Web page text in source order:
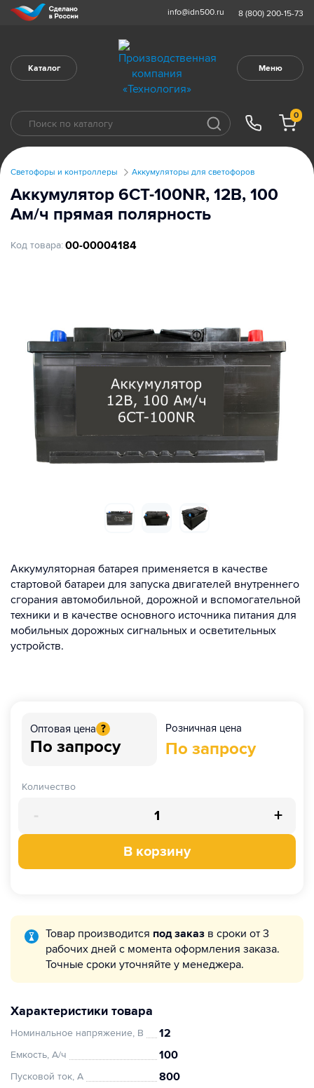
info@idn500.ru 8 (800) 200-15-73
Каталог Меню
0
Светофоры и контроллеры Аккумуляторы для светофоров
Аккумулятор 6СТ-100NR, 12В, 100
Ам/ч прямая полярность
Код товара: 00-00004184
Аккумуляторная батарея применяется в качестве
стартовой батареи для запуска двигателей внутреннего
сгорания автомобильной, дорожной и вспомогательной
техники и в качестве основного источника питания для
мобильных дорожных сигнальных и осветительных
устройств.
Оптовая цена ?
По запросу
Розничная цена
По запросу
Количество
- +
В корзину
Товар производится под заказ в сроки от 3
рабочих дней с момента оформления заказа.
Точные сроки уточняйте у менеджера.
Характеристики товара
Номинальное напряжение, В 12
Емкость, А/ч 100
Пусковой ток, А 800